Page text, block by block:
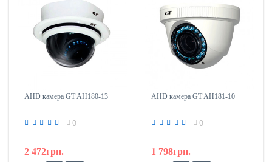
AHD камера GT AH180-13
0
2 472грн.
AHD камера GT AH181-10
0
1 798грн.